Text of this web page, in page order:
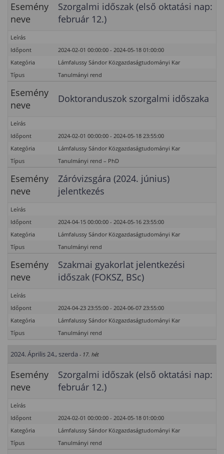
Esemény
neve
Szorgalmi időszak (első oktatási nap:
február 12.)
Leírás
Időpont
2024-02-01 00:00:00 - 2024-05-18 01:00:00
Kategória
Lámfalussy Sándor Közgazdaságtudományi Kar
Típus
Tanulmányi rend
Esemény
neve
Doktoranduszok szorgalmi időszaka
Leírás
Időpont
2024-02-01 00:00:00 - 2024-05-18 23:55:00
Kategória
Lámfalussy Sándor Közgazdaságtudományi Kar
Típus
Tanulmányi rend – PhD
Esemény
neve
Záróvizsgára (2024. június)
jelentkezés
Leírás
Időpont
2024-04-15 00:00:00 - 2024-05-16 23:55:00
Kategória
Lámfalussy Sándor Közgazdaságtudományi Kar
Típus
Tanulmányi rend
Esemény
neve
Szakmai gyakorlat jelentkezési
időszak (FOKSZ, BSc)
Leírás
Időpont
2024-04-23 23:55:00 - 2024-06-07 23:55:00
Kategória
Lámfalussy Sándor Közgazdaságtudományi Kar
Típus
Tanulmányi rend
2024. Április 24., szerda - 17. hét
Esemény
neve
Szorgalmi időszak (első oktatási nap:
február 12.)
Leírás
Időpont
2024-02-01 00:00:00 - 2024-05-18 01:00:00
Kategória
Lámfalussy Sándor Közgazdaságtudományi Kar
Típus
Tanulmányi rend